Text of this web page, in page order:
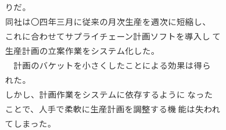
りだ。
同社は〇四年三月に従来の月次生産を週次に短縮し、
これに合わせてサプライチェーン計画ソフトを導入し て
生産計画の立案作業をシステム化した。
計画のバケットを小さくしたことによる効果は得ら
れた。
しかし、計画作業をシステムに依存するように なった
ことで、人手で柔軟に生産計画を調整する機 能は失われ
てしまった。